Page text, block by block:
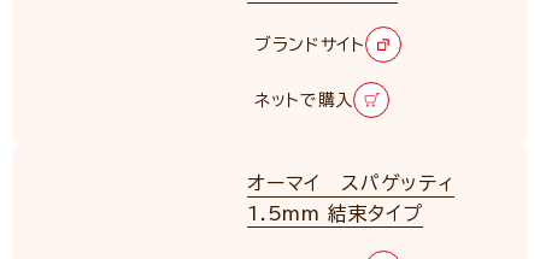
ブランドサイト
ネットで購入
オーマイ スパゲッティ
1.5mm 結束タイプ